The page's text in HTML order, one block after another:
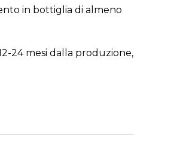
in bottiglia di almeno
24 mesi dalla produzione,